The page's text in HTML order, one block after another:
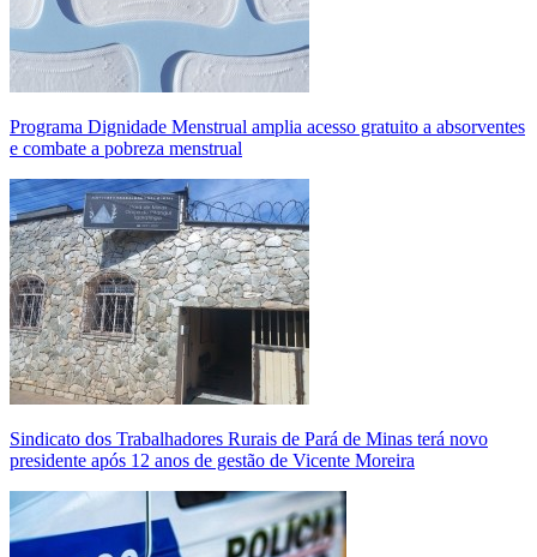
Programa Dignidade Menstrual amplia acesso gratuito a absorventes
e combate a pobreza menstrual
Sindicato dos Trabalhadores Rurais de Pará de Minas terá novo
presidente após 12 anos de gestão de Vicente Moreira